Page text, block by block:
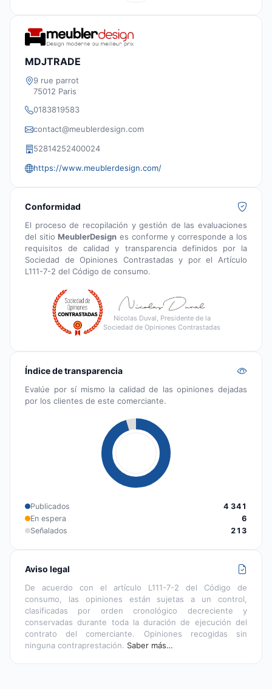
MDJTRADE
9 rue parrot
75012 Paris
0183819583
contact@meublerdesign.com
52814252400024
https://www.meublerdesign.com/
Conformidad
El proceso de recopilación y gestión de las evaluaciones
del sitioMeublerDesign es conforme y corresponde a los
requisitos de calidad y transparencia definidos por la
Sociedad de Opiniones Contrastadas y por el Artículo
L111-7-2 del Código de consumo.
Nicolas Duval, Presidente de la
Sociedad de Opiniones Contrastadas
Índice de transparencia
Evalúe por sí mismo la calidad de las opiniones dejadas
por los clientes de este comerciante.
Publicados
4 341
En espera
6
Señalados
213
Aviso legal
De acuerdo con el artículo L111-7-2 del Código de
consumo, las opiniones están sujetas a un control,
clasificadas por orden cronológico decreciente y
conservadas durante toda la duración de ejecución del
contrato del comerciante. Opiniones recogidas sin
ninguna contraprestación. Saber más…